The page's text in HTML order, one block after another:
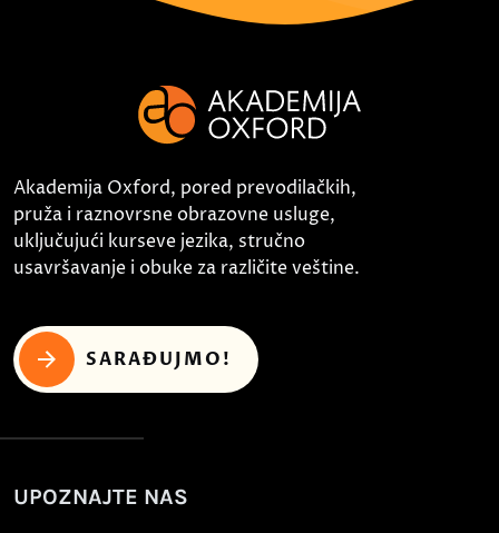
Akademija Oxford, pored prevodilačkih,
pruža i raznovrsne obrazovne usluge,
uključujući kurseve jezika, stručno
usavršavanje i obuke za različite veštine.
SARAĐUJMO!
UPOZNAJTE NAS